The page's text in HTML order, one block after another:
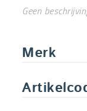
Geen
Merk